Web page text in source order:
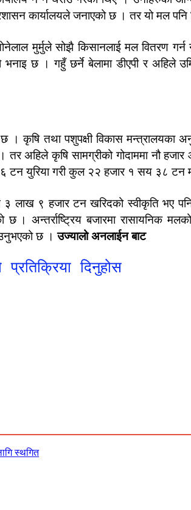
कार्यालयले जनाएको छ । तर यो मल पनि
मुर्मुले सोझै किसानलाई मल वितरण
छ । गहुँ छर्ने बेलामा डीएपी र अहिले
कृषि तथा पशुपक्षी विकास मन्त्रालयका
अहिले कृषि सामग्रीको गोदाममा नौ
युरिया गरी कुल २२ हजार १ सय ३८ टन
३ लाख ९ हजार टन खरिदको स्वीकृति
बजारमा रासायनिक मलको
छ ।उज्यालो अनलाईन बाट
दिनुहोस